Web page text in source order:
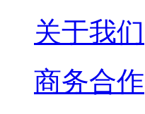
关于我们
商务合作